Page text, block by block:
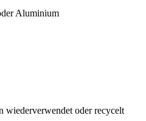
Aluminium
wiederverwendet oder recycelt